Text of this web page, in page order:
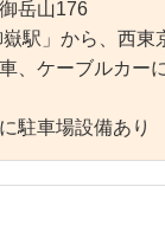
岳山176
駅」から、西東
、ケーブルカー
駐車場設備あり